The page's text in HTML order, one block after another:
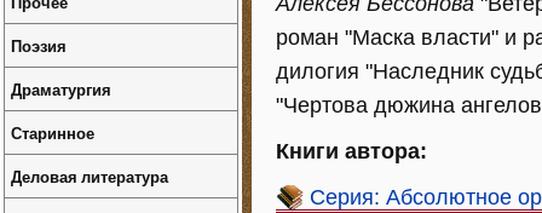
роман "Маска власти" и
дилогия "Наследник
"Чертова дюжина
Книги автора:
Серия: Абсолютное
Поэзия
Драматургия
Старинное
Деловая литература